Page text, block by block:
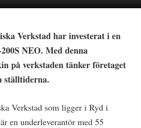
Verkstad har investerat i en
NEO. Med denna
på verkstaden tänker företaget
ställtiderna.
Verkstad som ligger i Ryd i
en underleverantör med 55